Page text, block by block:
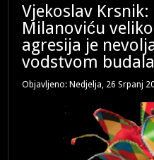
Vjekoslav Krsnik:
Milanoviću
agresija je
vodstvom budala
Objavljeno: Nedjelja, 26 Srpanj